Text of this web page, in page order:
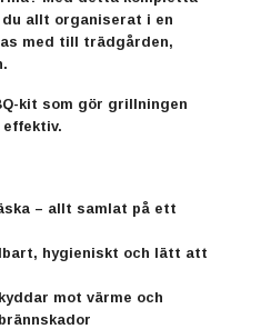
du allt organiserat i en
med till trädgården,
kit som gör grillningen
effektiv.
– allt samlat på ett
hygieniskt och lätt att
mot värme och